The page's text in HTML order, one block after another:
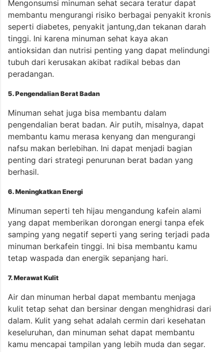
Mengonsumsi minuman sehat secara teratur dapat
membantu mengurangi risiko berbagai penyakit kronis
seperti diabetes, penyakit jantung,dan tekanan darah
tinggi. Ini karena minuman sehat kaya akan
antioksidan dan nutrisi penting yang dapat melindungi
tubuh dari kerusakan akibat radikal bebas dan
peradangan.
5. Pengendalian Berat Badan
Minuman sehat juga bisa membantu dalam
pengendalian berat badan. Air putih, misalnya, dapat
membantu kamu merasa kenyang dan mengurangi
nafsu makan berlebihan. Ini dapat menjadi bagian
penting dari strategi penurunan berat badan yang
berhasil.
6. Meningkatkan Energi
Minuman seperti teh hijau mengandung kafein alami
yang dapat memberikan dorongan energi tanpa efek
samping yang negatif seperti yang sering terjadi pada
minuman berkafein tinggi. Ini bisa membantu kamu
tetap waspada dan energik sepanjang hari.
7. Merawat Kulit
Air dan minuman herbal dapat membantu menjaga
kulit tetap sehat dan bersinar dengan menghidrasi dari
dalam. Kulit yang sehat adalah cermin dari kesehatan
keseluruhan, dan minuman sehat dapat membantu
kamu mencapai tampilan yang lebih muda dan segar.